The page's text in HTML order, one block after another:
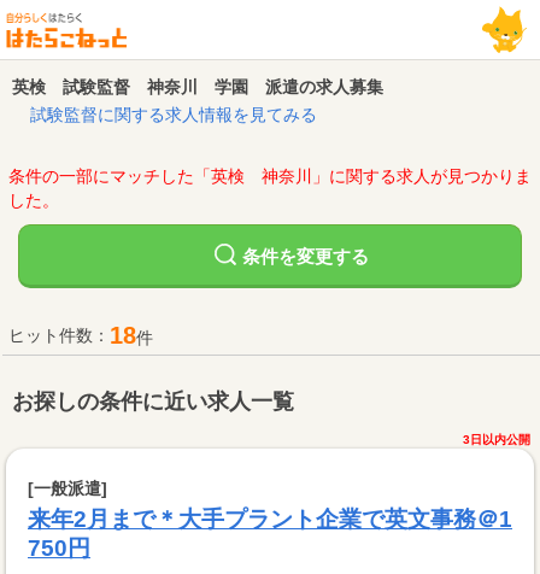
英検 試験監督 神奈川 学園 派遣の求人募集
試験監督に関する求人情報を見てみる
条件の一部にマッチした「英検 神奈川」に関する求人が見つかりま
した。
条件を変更する
ヒット件数： 18件
お探しの条件に近い求人一覧
3日以内公開
[一般派遣]
来年2月まで＊大手プラント企業で英文事務＠1
750円